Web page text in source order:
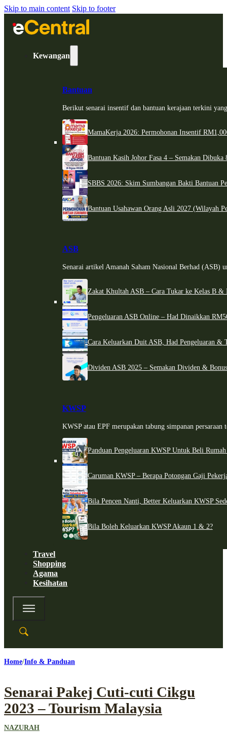
Skip to main content Skip to footer
Kewangan
Bantuan
Berikut senarai insentif dan bantuan kerajaan terkini
MamaKerja 2026: Permohonan Insentif
Bantuan Kasih Johor Fasa 4 – Semakan
SBBS 2026: Skim Sumbangan Bakti Bantuan
Bantuan Usahawan Orang Asli 2027 (Wilayah
ASB
Senarai artikel Amanah Saham Nasional Berhad (ASB)
Zakat Khultah ASB – Cara Tukar ke Kelas B &
Pengeluaran ASB Online – Had Dinaikkan
Cara Keluarkan Duit ASB, Had Pengeluaran &
Dividen ASB 2025 – Semakan Dividen &
KWSP
KWSP atau EPF merupakan tabung simpanan persaraan
Panduan Pengeluaran KWSP Untuk Beli
Caruman KWSP – Berapa Potongan Gaji
Bila Pencen Nanti, Better Keluarkan KWSP
Bila Boleh Keluarkan KWSP Akaun 1 & 2?
Travel
Shopping
Agama
Kesihatan
Home Info & Panduan
Senarai Pakej Cuti-cuti Cikgu
2023 – Tourism Malaysia
NAZURAH